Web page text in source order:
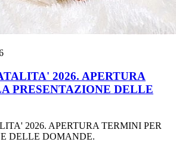
2026. APERTURA
PRESENTAZIONE DELLE
2026. APERTURA TERMINI PER
DELLE DOMANDE.